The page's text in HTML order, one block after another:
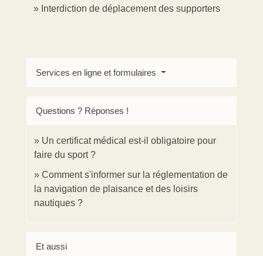
Interdiction de déplacement des supporters
Services en ligne et formulaires
Questions ? Réponses !
Un certificat médical est-il obligatoire pour
faire du sport ?
Comment s'informer sur la réglementation de
la navigation de plaisance et des loisirs
nautiques ?
Et aussi